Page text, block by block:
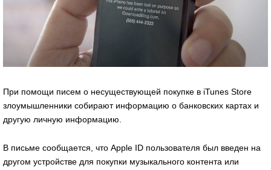
При помощи писем о несуществующей покупке в iTunes Store
злоумышленники собирают информацию о банковских картах и
другую личную информацию.
В письме сообщается, что Apple ID пользователя был введен на
другом устройстве для покупки музыкального контента или